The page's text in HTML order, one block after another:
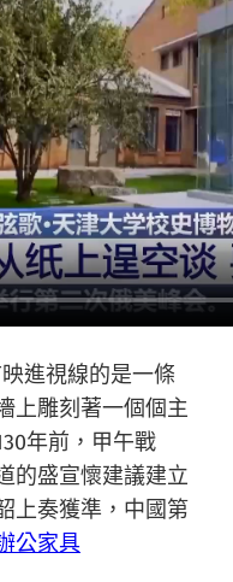
進視線的是一條
上雕刻著一個個主
年前，甲午戰
的盛宣懷建議建立
上奏獲準，中國第
公家具